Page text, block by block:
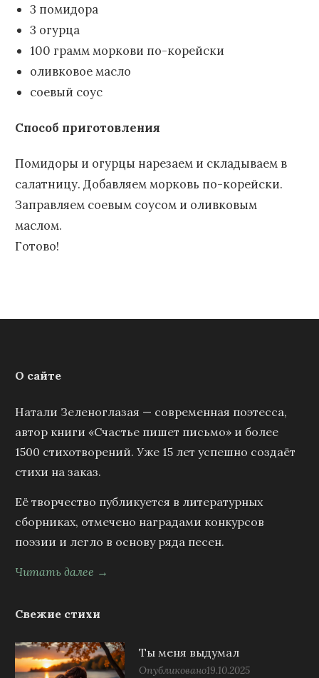
3 помидора
3 огурца
100 грамм моркови по-корейски
оливковое масло
соевый соус
Способ приготовления
Помидоры и огурцы нарезаем и складываем в
салатницу. Добавляем морковь по-корейски.
Заправляем соевым соусом и оливковым
маслом.
Готово!
О сайте
Натали Зеленоглазая — современная поэтесса,
автор книги «Счастье пишет письмо» и более
1500 стихотворений. Уже 15 лет успешно создаёт
стихи на заказ.
Её творчество публикуется в литературных
сборниках, отмечено наградами конкурсов
поэзии и легло в основу ряда песен.
Читать далее →
Свежие стихи
Ты меня выдумал
Опубликовано19.10.2025